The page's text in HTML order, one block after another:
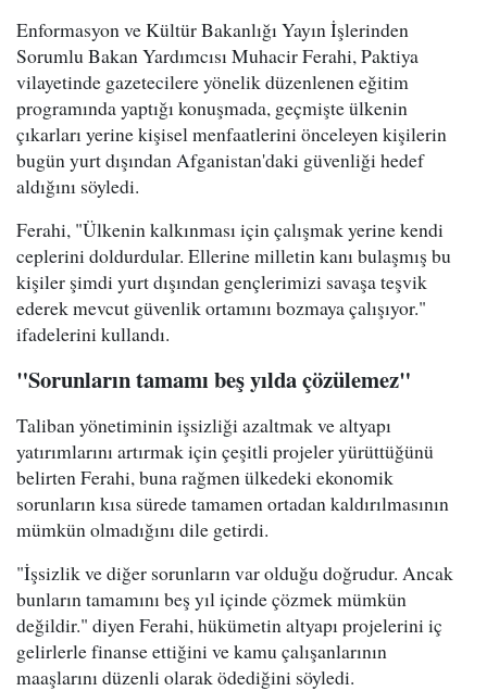
Enformasyon ve Kültür Bakanlığı Yayın İşlerinden
Sorumlu Bakan Yardımcısı Muhacir Ferahi, Paktiya
vilayetinde gazetecilere yönelik düzenlenen eğitim
programında yaptığı konuşmada, geçmişte ülkenin
çıkarları yerine kişisel menfaatlerini önceleyen kişilerin
bugün yurt dışından Afganistan'daki güvenliği hedef
aldığını söyledi.
Ferahi, "Ülkenin kalkınması için çalışmak yerine kendi
ceplerini doldurdular. Ellerine milletin kanı bulaşmış bu
kişiler şimdi yurt dışından gençlerimizi savaşa teşvik
ederek mevcut güvenlik ortamını bozmaya çalışıyor."
ifadelerini kullandı.
"Sorunların tamamı beş yılda çözülemez"
Taliban yönetiminin işsizliği azaltmak ve altyapı
yatırımlarını artırmak için çeşitli projeler yürüttüğünü
belirten Ferahi, buna rağmen ülkedeki ekonomik
sorunların kısa sürede tamamen ortadan kaldırılmasının
mümkün olmadığını dile getirdi.
"İşsizlik ve diğer sorunların var olduğu doğrudur. Ancak
bunların tamamını beş yıl içinde çözmek mümkün
değildir." diyen Ferahi, hükümetin altyapı projelerini iç
gelirlerle finanse ettiğini ve kamu çalışanlarının
maaşlarını düzenli olarak ödediğini söyledi.